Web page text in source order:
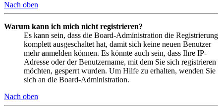
Nach oben
Warum kann ich mich nicht registrieren?
Es kann sein, dass die Board-Administration die Registrierung
komplett ausgeschaltet hat, damit sich keine neuen Benutzer
mehr anmelden können. Es könnte auch sein, dass Ihre IP-
Adresse oder der Benutzername, mit dem Sie sich registrieren
möchten, gesperrt wurden. Um Hilfe zu erhalten, wenden Sie
sich an die Board-Administration.
Nach oben